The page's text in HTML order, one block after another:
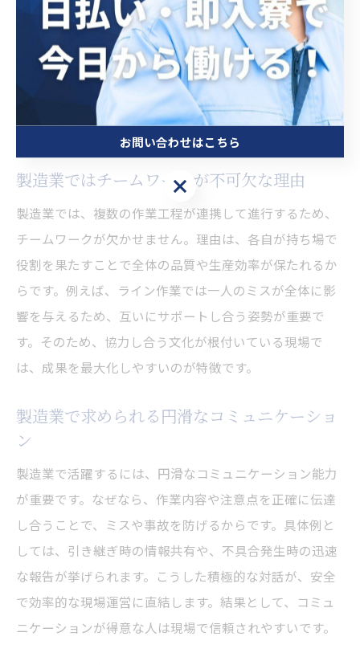
の工夫で現場でのパフォーマンスを高めましょう。
チームワーク重視なら製造業が最適
製造業ではチームワークが不可欠な理由
製造業では、複数の作業工程が連携して進行するため、
チームワークが欠かせません。理由は、各自が持ち場で
役割を果たすことで全体の品質や生産効率が保たれるか
らです。例えば、ライン作業では一人のミスが全体に影
響を与えるため、互いにサポートし合う姿勢が重要で
す。そのため、協力し合う文化が根付いている現場で
は、成果を最大化しやすいのが特徴です。
製造業で求められる円滑なコミュニケーショ
ン
製造業で活躍するには、円滑なコミュニケーション能力
が重要です。なぜなら、作業内容や注意点を正確に伝達
し合うことで、ミスや事故を防げるからです。具体例と
しては、引き継ぎ時の情報共有や、不具合発生時の迅速
な報告が挙げられます。こうした積極的な対話が、安全
で効率的な現場運営に直結します。結果として、コミュ
ニケーションが得意な人は現場で信頼されやすいです。
お問い合わせはこちら
お問い合わせはこちら